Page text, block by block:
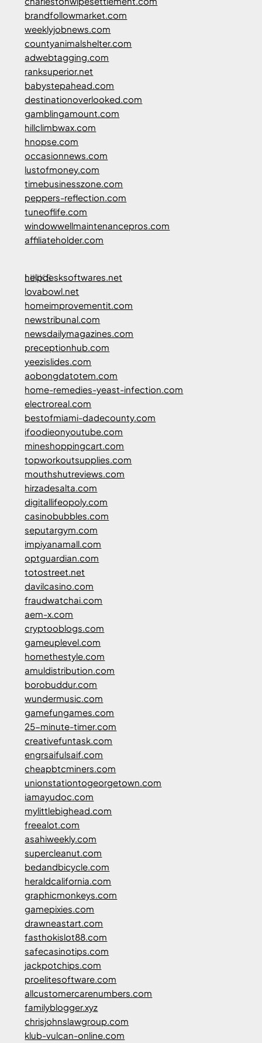
brandfollowmarket.com
weeklyjobnews.com
countyanimalshelter.com
adwebtagging.com
ranksuperior.net
babystepahead.com
destinationoverlooked.com
gamblingamount.com
hillclimbwax.com
hnopse.com
occasionnews.com
lustofmoney.com
timebusinesszone.com
peppers-reflection.com
tuneoflife.com
windowwellmaintenancepros.com
affiliateholder.com
LINKS
helpdesksoftwares.net
lovabowl.net
homeimprovementit.com
newstribunal.com
newsdailymagazines.com
preceptionhub.com
yeezislides.com
aobongdatotem.com
home-remedies-yeast-infection.com
electroreal.com
bestofmiami-dadecounty.com
ifoodieonyoutube.com
mineshoppingcart.com
topworkoutsupplies.com
mouthshutreviews.com
hirzadesalta.com
digitallifeopoly.com
casinobubbles.com
seputargym.com
impiyanamall.com
optguardian.com
totostreet.net
davilcasino.com
fraudwatchai.com
aem-x.com
cryptooblogs.com
gameuplevel.com
homethestyle.com
amuldistribution.com
borobuddur.com
wundermusic.com
gamefungames.com
25-minute-timer.com
creativefuntask.com
engrsaifulsaif.com
cheapbtcminers.com
unionstationtogeorgetown.com
iamayudoc.com
mylittlebighead.com
freealot.com
asahiweekly.com
supercleanut.com
bedandbicycle.com
heraldcalifornia.com
graphicmonkeys.com
gamepixies.com
drawneastart.com
fasthokislot88.com
safecasinotips.com
jackpotchips.com
proelitesoftware.com
allcustomercarenumbers.com
familyblogger.xyz
chrisjohnslawgroup.com
klub-vulcan-online.com